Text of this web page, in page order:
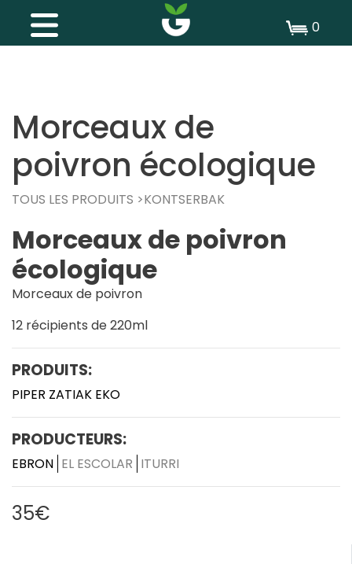
0
Morceaux de
poivron écologique
TOUS LES PRODUITS KONTSERBAK
Morceaux de poivron
écologique
Morceaux de poivron
12 récipients de 220ml
PRODUITS:
PIPER ZATIAK EKO
PRODUCTEURS:
EBRON EL ESCOLAR ITURRI
35€